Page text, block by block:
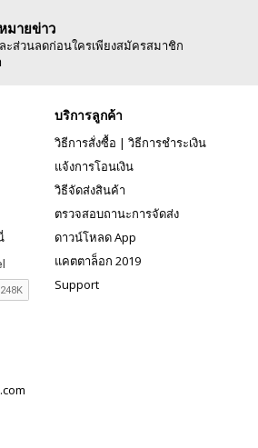
มายข่าว
ะส่วนลดก่อนใครเพียงสมัครสมาชิก
บริการลูกค้า
วิธีการสั่งซื้อ | วิธีการชำระเงิน
แจ้งการโอนเงิน
วิธีจัดส่งสินค้า
ตรวจสอบถานะการจัดส่ง
ดาวน์โหลด App
แคตตาล็อก 2019
Support